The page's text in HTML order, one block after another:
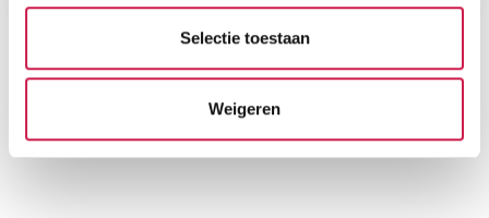
Selectie toestaan
Weigeren
Cijfers voor de wijk